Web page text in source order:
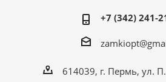
+7 (342) 241-
614039, г. Пермь, ул.